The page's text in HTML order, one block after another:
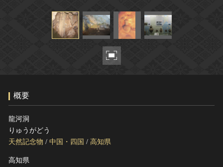
このサイトについて
関連サイトリンク
サイトマップ
サイトのご意見はこちら
文化遺産データベース
国指定文化財等データベース
概要
龍河洞
りゅうがどう
天然記念物 / 中国・四国 / 高知県
高知県